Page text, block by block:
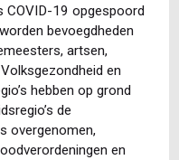
COVID-19 opgespoord
bevoegdheden
artsen,
en
hebben op grond
de
overgenomen,
en